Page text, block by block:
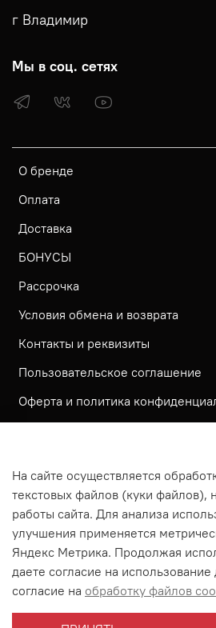
О бренде
Оплата
Доставка
БОНУСЫ
Рассрочка
Условия обмена и возврата
Контакты и реквизиты
Пользовательское соглашение
Оферта и политика
Согласие посетителя сайта на
персональных данных
На сайте используется
МЕТРИКА
На сайте применяются
Согласие на получение
г Владимир
Мы в соц. сетях
На сайте осуществляется
текстовых файлов (куки файлов),
работы сайта. Для анализа
улучшения применяется
Яндекс Метрика. Продолжая
даете согласие на
согласие на обработку файлов